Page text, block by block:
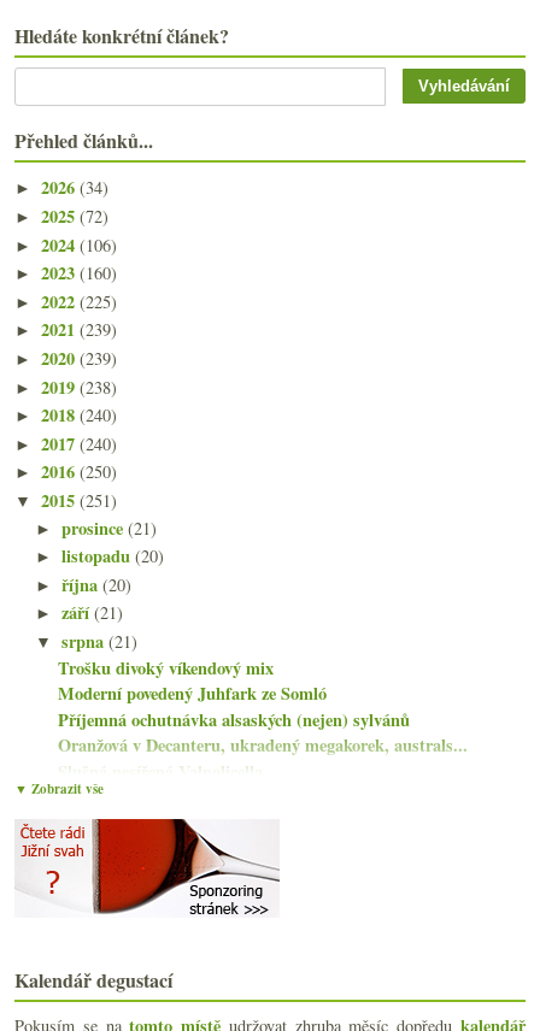
Hledáte konkrétní článek?
Přehled článků...
► 2026 (34)
► 2025 (72)
► 2024 (106)
► 2023 (160)
► 2022 (225)
► 2021 (239)
► 2020 (239)
► 2019 (238)
► 2018 (240)
► 2017 (240)
► 2016 (250)
▼ 2015 (251)
►prosince(21)
►listopadu(20)
►října(20)
►září(21)
▼srpna(21)
Trošku divoký víkendový mix
Moderní povedený Juhfark ze Somló
Příjemná ochutnávka alsaských (nejen) sylvánů
Oranžová v Decanteru, ukradený megakorek, australs...
Slušná nesířená Valpolicella
Bezva weissburgunder a povedené Soave
Krátké gastrotipy, jeden českobudějovický
Na ryzlincích s mistry vína
Pětice výborných červených od Judith Beck
Sucho a teplo, soudní spory, kvevri, 104 bodů
Nejdražší lahve a stobodové červené
Podpora Řecka lahví Retsiny a tip na koktejl
▼ Zobrazit vše
Kalendář degustací
Pokusím se natomto místě udržovat zhruba měsíc dopředukalendář